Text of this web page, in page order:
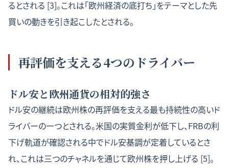
るとされる [3]。これは「欧州経済の底打ち」をテーマとした先
買いの動きを引き起こしたとされる。
再評価を支える4つのドライバー
ドル安と欧州通貨の相対的強さ
ドル安の継続は欧州株の再評価を支える最も持続性の高いド
ライバーの一つとされる。米国の実質金利が低下し、FRBの利
下げ軌道が確認される中でドル安基調が定着しているとさ
れ、これは三つのチャネルを通じて欧州株を押し上げる [5]。